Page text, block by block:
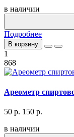
в наличии
Подробнее
В корзину
1
868
Ареометр
50 р. 150 р.
в наличии